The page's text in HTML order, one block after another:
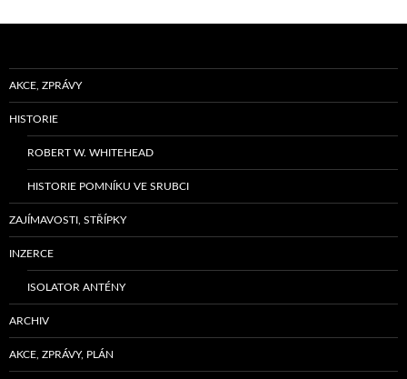
AKCE, ZPRÁVY
HISTORIE
ROBERT W. WHITEHEAD
HISTORIE POMNÍKU VE SRUBCI
ZAJÍMAVOSTI, STŘÍPKY
INZERCE
ISOLATOR ANTÉNY
ARCHIV
AKCE, ZPRÁVY, PLÁN